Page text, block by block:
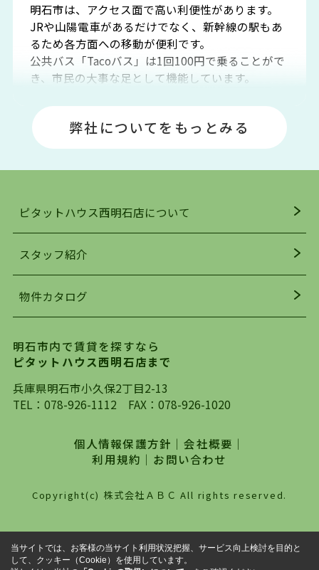
明石市は、アクセス面で高い利便性があります。
JRや山陽電車があるだけでなく、新幹線の駅もあ
るため各方面への移動が便利です。
公共バス「Tacoバス」は1回100円で乗ることがで
き、市民の大事な足として機能しています。
場や釣りスポットが多くあります。JR「大久保
駅」周辺には、ビブレ・イオンをはじめとした買
い物施設も多くあり、買い物にも困りません。
明石駅・西明石駅を中心に、明石市・神戸市西区
でお部屋探している方は、ぜひ当ＨＰにて物件を
お探しになってください。弊社は、スタッフの平
を行っており地域最大級の情報取扱量を誇ってお
ります。店頭で限られた物件をご紹介する、従来
自身でインターネットを利用し、理想のお部屋を
探していただき、選択していただいた物件情報に
対して、専門知識を持ったスタッフがサポートさ
せていただくスタイルを心がけております。私た
は、一度だけでは終わらない、お客様との末長い
お付き合いです。初めての一人暮らしから、就
職・ご結婚・売買物件の購入、などなど一生涯に
わたる、良きアドバイザーとして、地域に密着し
た営業スタイルで様々なお役立ちができればと強
わせください。
弊社についてをもっとみる
ピタットハウス西明石店について
スタッフ紹介
物件カタログ
明石市内で賃貸を探すなら
ピタットハウス西明石店まで
兵庫県明石市小久保2丁目2-13
TEL： 078-926-1112 FAX：078-926-1020
個人情報保護方針 ｜会社概要 ｜
利用規約 ｜ お問い合わせ
Copyright(c) 株式会社ＡＢＣ All rights reserved.
当サイトでは、お客様の当サイト利用状況把握、サービス向上検討を目的と
して、クッキー（Cookie）を使用しています。